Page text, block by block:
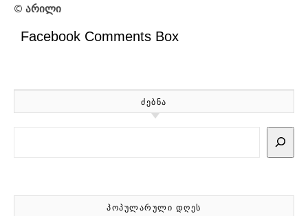
© არილი
Facebook Comments Box
ᲫᲔᲑᲜᲐ
ᲞᲝᲞᲣᲚᲐᲠᲣᲚᲘ ᲓᲦᲔᲡ